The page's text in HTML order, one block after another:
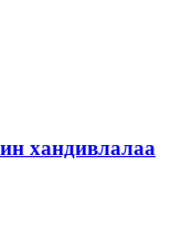
хандивлалаа